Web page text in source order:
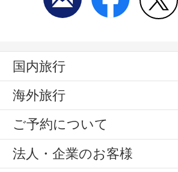
国内旅行
海外旅行
ご予約について
法人・企業のお客様